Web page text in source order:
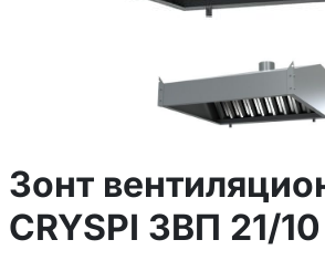
Зонт
CRYSPI ЗВП 21/10